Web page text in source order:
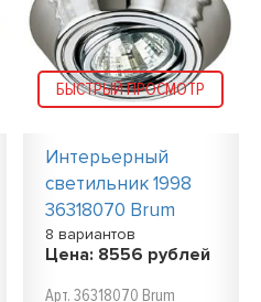
БЫСТРЫЙ ПРОСМОТР
Интерьерный
светильник 1998
36318070 Brum
8 вариантов
Цена: 8556 рублей
Арт. 36318070 Brum